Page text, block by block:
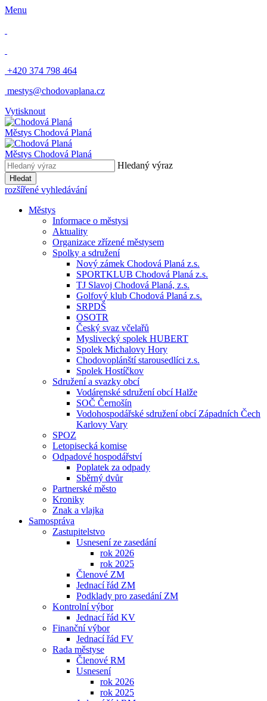
Menu
+420 374 798 464
mestys@chodovaplana.cz
Vytisknout
Městys Chodová Planá
Městys Chodová Planá
Hledaný výraz
Hledat
rozšířené vyhledávání
Městys
Informace o městysi
Aktuality
Organizace zřízené městysem
Spolky a sdružení
Nový zámek Chodová Planá z.s.
SPORTKLUB Chodová Planá z.s.
TJ Slavoj Chodová Planá, z.s.
Golfový klub Chodová Planá z.s.
SRPDŠ
OSOTR
Český svaz včelařů
Myslivecký spolek HUBERT
Spolek Michalovy Hory
Chodovoplánští starousedlíci z.s.
Spolek Hostíčkov
Sdružení a svazky obcí
Vodárenské sdružení obcí Halže
SOČ Černošín
Vodohospodářské sdružení obcí Západních Čech
Karlovy Vary
SPOZ
Letopisecká komise
Odpadové hospodářství
Poplatek za odpady
Sběrný dvůr
Partnerské město
Kroniky
Znak a vlajka
Samospráva
Zastupitelstvo
Usnesení ze zasedání
rok 2026
rok 2025
Členové ZM
Jednací řád ZM
Podklady pro zasedání ZM
Kontrolní výbor
Jednací řád KV
Finanční výbor
Jednací řád FV
Rada městyse
Členové RM
Usnesení
rok 2026
rok 2025